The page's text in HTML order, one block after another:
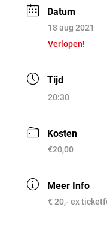
Datum
18 aug 2021
Verlopen!
Tijd
20:30
Kosten
€20,00
Meer Info
€ 20,- ex